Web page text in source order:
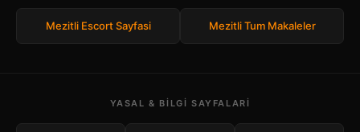
Mezitli Escort Sayfasi Mezitli Tum Makaleler
YASAL & BILGI SAYFALARI